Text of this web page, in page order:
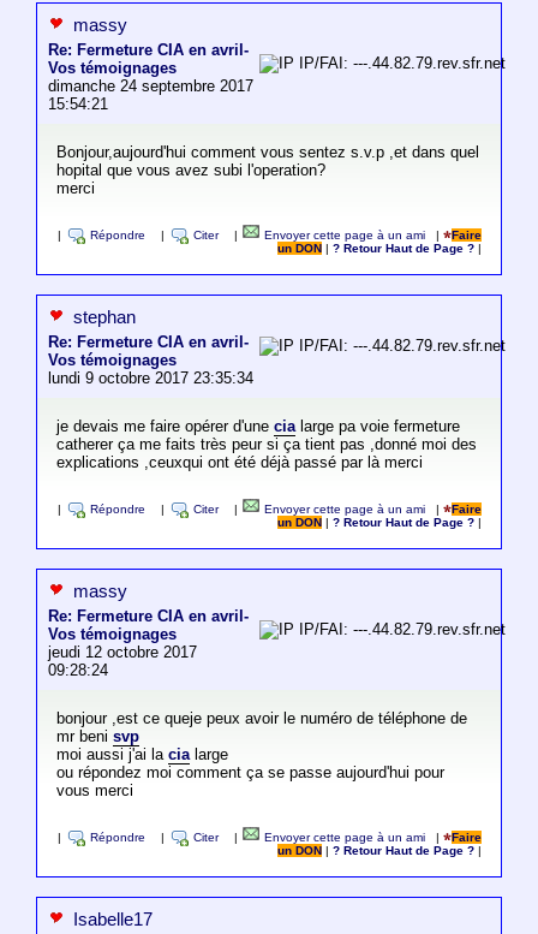
massy
Re: Fermeture CIA en avril-
Vos témoignages
dimanche 24 septembre 2017
15:54:21
IP/FAI: ---.44.82.79.rev.sfr.net
Bonjour,aujourd'hui comment vous sentez s.v.p ,et dans quel
hopital que vous avez subi l'operation?
merci
Répondre Citer Envoyer cette page à un ami |
Faire
un DON
|? Retour Haut de Page ?
stephan
Re: Fermeture CIA en avril-
Vos témoignages
lundi 9 octobre 2017 23:35:34
IP/FAI: ---.44.82.79.rev.sfr.net
je devais me faire opérer d'une cialarge pa voie fermeture
catherer ça me faits très peur si ça tient pas ,donné moi des
explications ,ceuxqui ont été déjà passé par là merci
Répondre Citer Envoyer cette page à un ami |
Faire
un DON
|? Retour Haut de Page ?
massy
Re: Fermeture CIA en avril-
Vos témoignages
jeudi 12 octobre 2017
09:28:24
IP/FAI: ---.44.82.79.rev.sfr.net
bonjour ,est ce queje peux avoir le numéro de téléphone de
mr beni svp
moi aussi j'ai la cialarge
ou répondez moi comment ça se passe aujourd'hui pour
vous merci
Répondre Citer Envoyer cette page à un ami |
Faire
un DON
|? Retour Haut de Page ?
Isabelle17